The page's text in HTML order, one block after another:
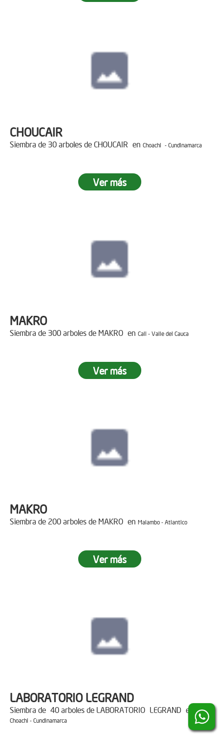
CHOUCAIR
Siembra de 30 arboles de CHOUCAIR en Choachi - Cundinamarca
Ver más
MAKRO
Siembra de 300 arboles de MAKRO en Cali - Valle del Cauca
Ver más
MAKRO
Siembra de 200 arboles de MAKRO en Malambo - Atlantico
Ver más
LABORATORIO LEGRAND
Siembra de 40 arboles de LABORATORIO LEGRAND en
Choachi - Cundinamarca